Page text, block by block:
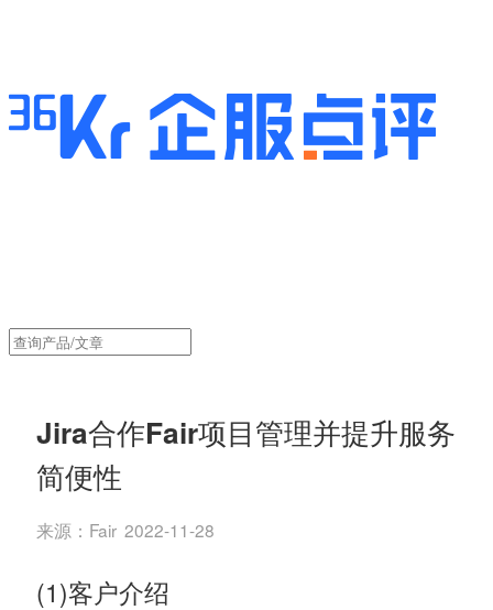
Jira合作Fair项目管理并提升服务
简便性
来源： Fair 2022-11-28
(1)客户介绍